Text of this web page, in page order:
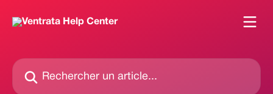
Rechercher un article...